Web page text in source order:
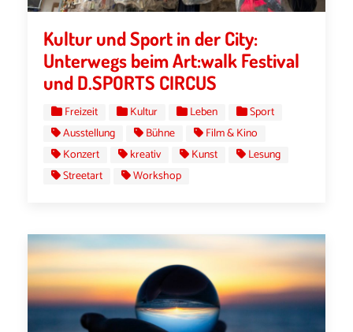
Kultur und Sport in der City:
Unterwegs beim Art:walk Festival
und D.SPORTS CIRCUS
Freizeit Kultur Leben
Sport
Ausstellung
Bühne
Film & Kino
Konzert
kreativ Kunst
Lesung
Streetart
Workshop